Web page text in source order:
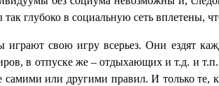
глубоко в социальную сеть вплетены,
свою игру всерьез. Они ездят
в отпуске же – отдыхающих и т.д. и
или другими правил. И только те,